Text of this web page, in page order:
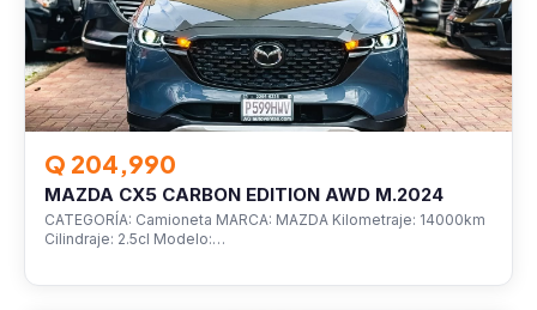
Q 204,990
MAZDA CX5 CARBON EDITION AWD M.2024
CATEGORÍA: Camioneta MARCA: MAZDA Kilometraje: 14000km
Cilindraje: 2.5cl Modelo:…